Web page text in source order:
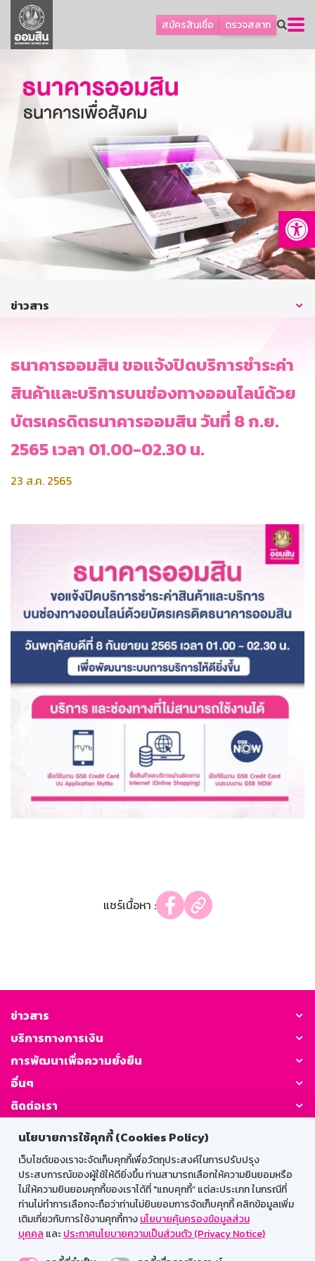
นโยบายการใช้คุกกี้ (Cookies Policy)
เว็บไซต์ของเราจะจัดเก็บคุกกี้เพื่อวัตถุประสงค์ในการปรับปรุง
ประสบการณ์ของผู้ใช้ให้ดียิ่งขึ้น ท่านสามารถเลือกให้ความยินยอมหรือ
ไม่ให้ความยินยอมคุกกี้ของเราได้ที่ "แถบคุกกี้” แต่ละประเภท ในกรณีที่
ท่านไม่ทำการเลือกจะถือว่าท่านไม่ยินยอมการจัดเก็บคุกกี้ คลิกข้อมูลเพิ่ม
เติมเกี่ยวกับการใช้งานคุกกี้ทางนโยบายคุ้มครองข้อมูลส่วน
บุคคล และประกาศนโยบายความเป็นส่วนตัว (Privacy Notice)
สมัครสินเชื่อ ตรวจสลาก
ลูกค้าธุรกิจ
ลูกค้าผู้ประกอบรายย่อย
ออมเพื่อสุข
เกี่ยวกับธนาคาร
การพัฒนาที่ยั่งยืน
บริการทางการเงิน
ติดต่อเรา
บริการออนไลน์
ข่าวสาร
ธนาคารออมสิน ขอแจ้งปิดบริการชำระค่า
สินค้าและบริการบนช่องทางออนไลน์ด้วย
บัตรเครดิตธนาคารออมสิน วันที่ 8 ก.ย.
2565 เวลา 01.00-02.30 น.
23 ส.ค. 2565
แชร์เนื้อหา :
ข่าวสาร
บริการทางการเงิน
การพัฒนาเพื่อความยั่งยืน
อื่นๆ
ติดต่อเรา
GSB Society:
สำหรับพนักงาน
Web HR
GSB Wisdom
M-Search
เข้าสู่ระบบเน็ตเมล